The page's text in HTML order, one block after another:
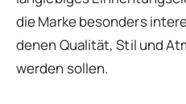
die Marke besonders
denen Qualität, Stil und
werden sollen.